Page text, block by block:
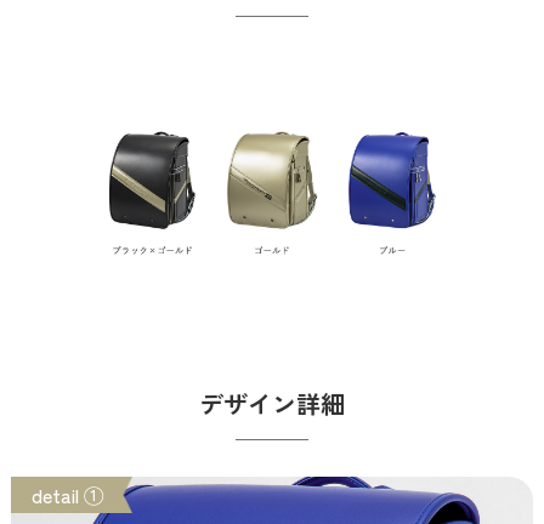
デザイン詳細
detail ①